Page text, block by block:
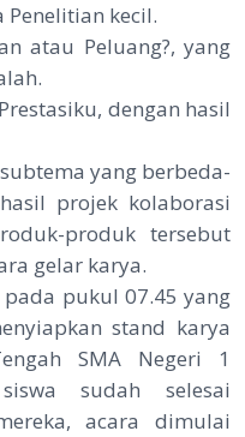
kecil.
atau Peluang?, yang
dengan hasil
yang berbeda-
projek kolaborasi
produk tersebut
gelar karya.
pukul 07.45 yang
stand karya
SMA Negeri 1
sudah selesai
acara dimulai